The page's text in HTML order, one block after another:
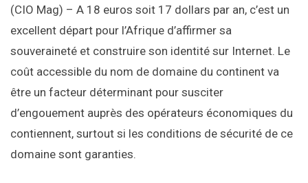
(CIO Mag) – A 18 euros soit 17 dollars par an, c’est un
excellent départ pour l’Afrique d’affirmer sa
souveraineté et construire son identité sur Internet. Le
coût accessible du nom de domaine du continent va
être un facteur déterminant pour susciter
d’engouement auprès des opérateurs économiques du
contiennent, surtout si les conditions de sécurité de ce
domaine sont garanties.